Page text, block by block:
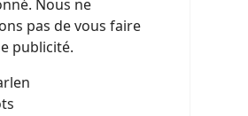
Nous ne
pas de vous faire
publicité.